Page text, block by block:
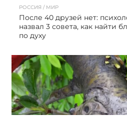
РОССИЯ / МИР
После 40 друзей нет:
назвал 3 совета, как найти
по духу